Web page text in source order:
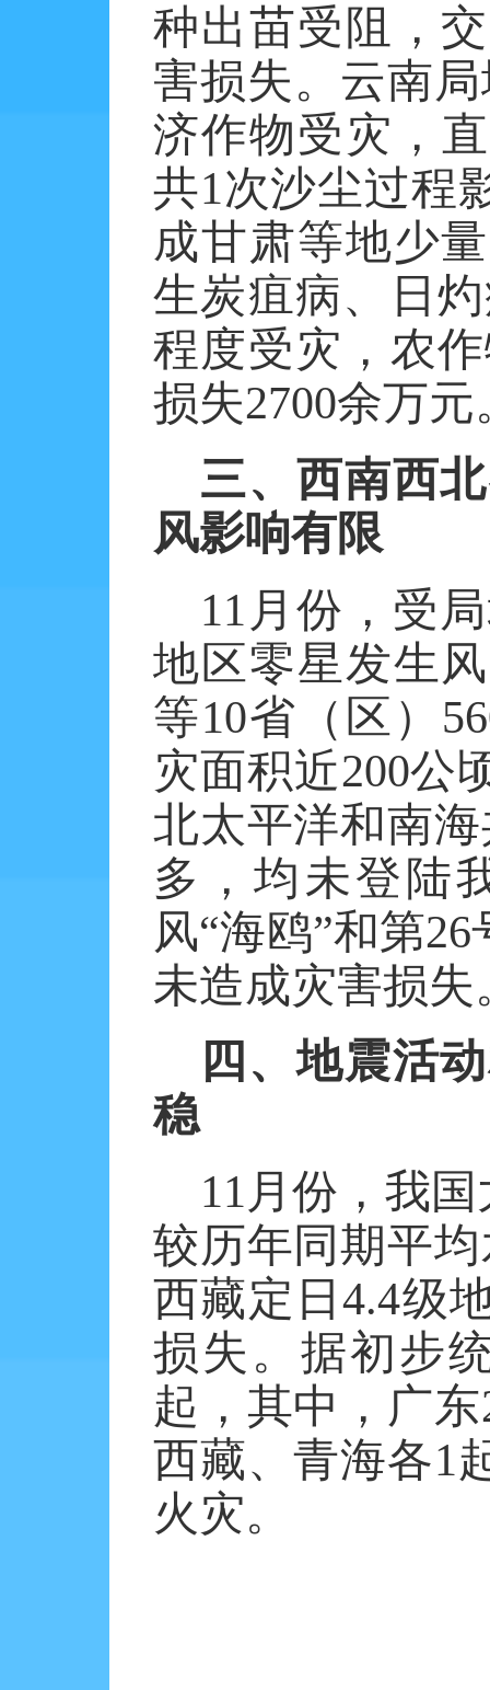
种出苗受阻，
害损失。云南
济作物受灾，
共1次沙尘过程
成甘肃等地少
生炭疽病、日
程度受灾，农
损失2700余万元
三、西南西
风影响有限
11 月份，受
地区零星发生
等10省（区）
灾面积近200公
北太平洋和南
多，均未登陆
风“海鸥”和第26
未造成灾害损失
四、地震活
稳
11 月份，我
较历年同期平
西藏定日4.4级
损失。据初步
起，其中，广东
西藏、青海各1
火灾。